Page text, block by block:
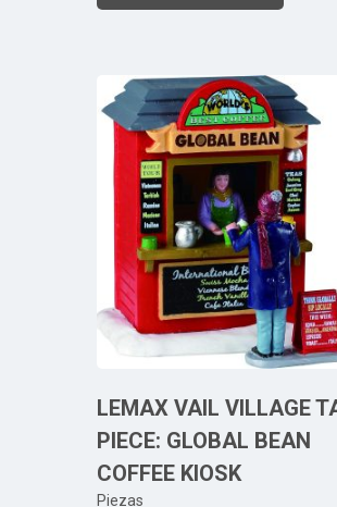
LEMAX VAIL VILLAGE
PIECE: GLOBAL BEAN
COFFEE KIOSK
Piezas